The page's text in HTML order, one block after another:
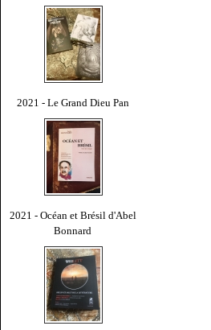
2021 - Le Grand Dieu Pan
2021 - Océan et Brésil d'Abel
Bonnard